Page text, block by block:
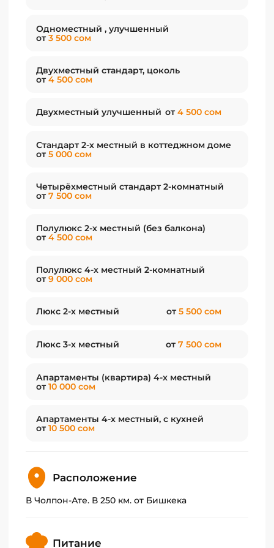
бильярдные столы, настольный теннис,
тренажерный зал, кухни самообслуживания,
Идеальное место для спокойного отдыха всей
семьей. Отдых в отеле "Три Короны" на Иссык-
следующего сезона
детская кроватка, детское кресло.
Одноместный , улучшенный
от 3 500 сом
Двухместный стандарт, цоколь
от 4 500 сом
Двухместный улучшенный от 4 500 сом
Стандарт 2-х местный в коттеджном доме
от 5 000 сом
Четырёхместный стандарт 2-комнатный
от 7 500 сом
Полулюкс 2-х местный (без балкона)
от 4 500 сом
Полулюкс 4-х местный 2-комнатный
от 9 000 сом
Люкс 2-х местный от 5 500 сом
Люкс 3-х местный от 7 500 сом
Апартаменты (квартира) 4-х местный
от 10 000 сом
Апартаменты 4-х местный, с кухней
от 10 500 сом
Расположение
В Чолпон-Ате. В 250 км. от Бишкека
Питание